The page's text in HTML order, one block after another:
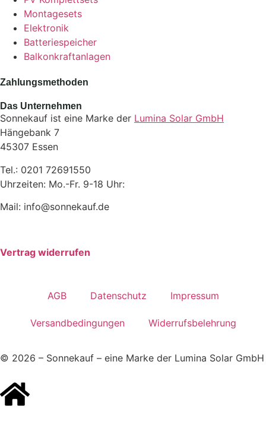
Montagesets
Elektronik
Batteriespeicher
Balkonkraftanlagen
Zahlungsmethoden
Das Unternehmen
Sonnekauf ist eine Marke der Lumina Solar GmbH
Hängebank 7
45307 Essen
Tel.: 0201 72691550
Uhrzeiten: Mo.-Fr. 9-18 Uhr:
Mail: info@sonnekauf.de
Vertrag widerrufen
AGB Datenschutz Impressum
Versandbedingungen Widerrufsbelehrung
© 2026 – Sonnekauf – eine Marke der Lumina Solar GmbH